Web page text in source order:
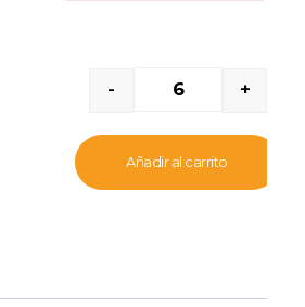
irresistible cascada de
que ofreceuna
experiencia culinaria
únicaa los felinos más
- +
Añadir al carrito